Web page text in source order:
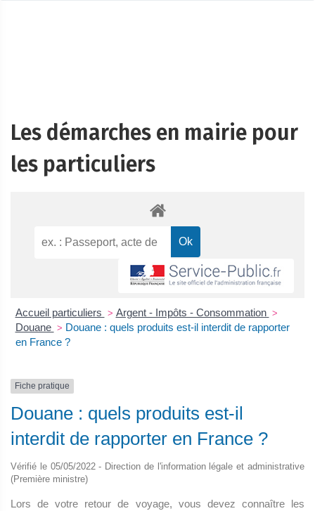
Les démarches en mairie pour
les particuliers
Accueil particuliers > Argent - Impôts - Consommation >
Douane > Douane : quels produits est-il interdit de rapporter
en France ?
Fiche pratique
Douane : quels produits est-il
interdit de rapporter en France ?
Vérifié le 05/05/2022 - Direction de l'information légale et administrative
(Première ministre)
Lors de votre retour de voyage, vous devez connaître les